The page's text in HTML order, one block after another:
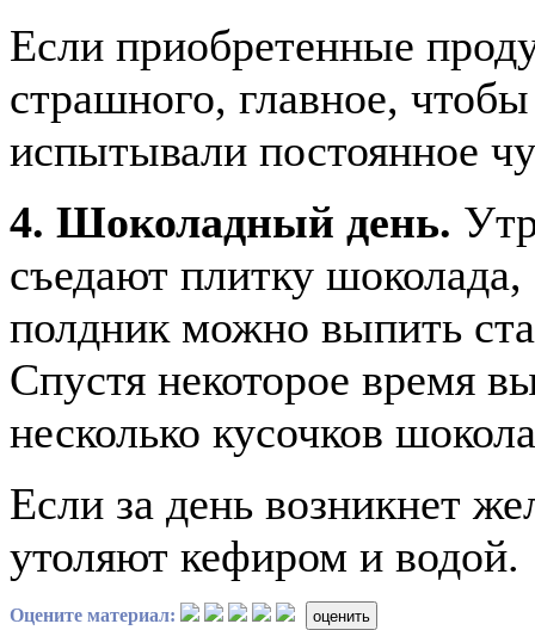
Если приобретенные
страшного, главное,
испытывали постоянное
4. Шоколадный день.
съедают плитку
полдник можно выпить
Спустя некоторое время
несколько кусочков
Если за день возникнет
утоляют кефиром и водой.
Оцените материал: оценить